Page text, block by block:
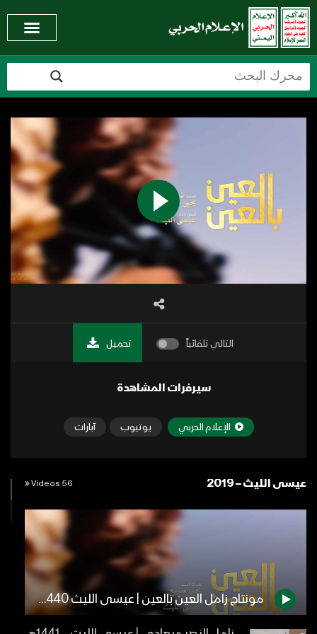
التالي تلقائياً تحميل
سيرفرات المشاهدة
الإعلام الحربي يوتيوب آبارات
عيسى الليث – 2019 56 Videos
مونتاج زامل العين بالعين | عيسى الليث 1440هـ